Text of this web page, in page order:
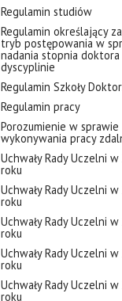
Regulamin studiów
Regulamin określający
tryb postępowania w
nadania stopnia
dyscyplinie
Regulamin Szkoły
Regulamin pracy
Porozumienie w sprawie
wykonywania pracy
Uchwały Rady Uczelni
roku
Uchwały Rady Uczelni
roku
Uchwały Rady Uczelni
roku
Uchwały Rady Uczelni
roku
Uchwały Rady Uczelni
roku